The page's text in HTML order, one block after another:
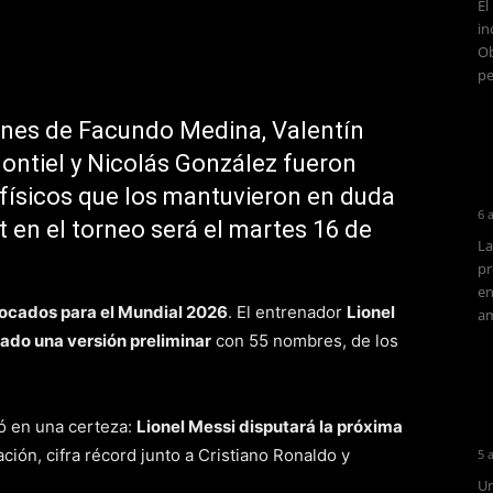
de Facundo Medina, Valentín
y Nicolás González fueron
que los mantuvieron en duda
el torneo será el martes 16 de
para el Mundial 2026. El entrenador Lionel
una versión preliminar con 55 nombres, de los
en una certeza: Lionel Messidisputará la próxima
cifra récord junto a Cristiano Ronaldo y
6
5